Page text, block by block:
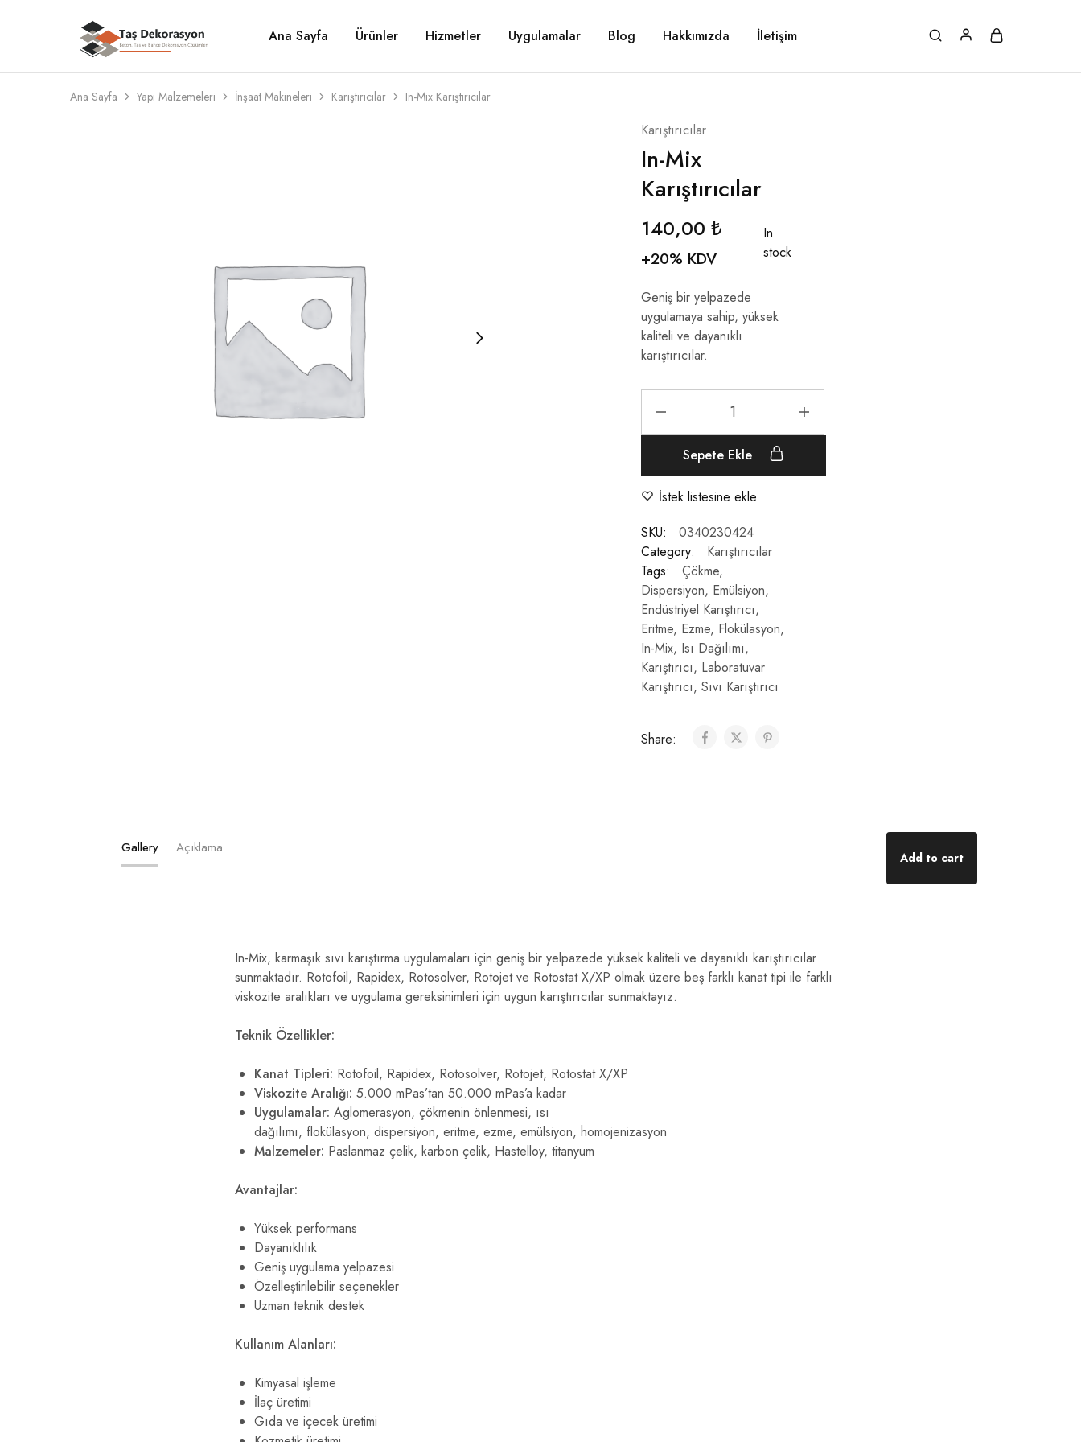
Taş
Dekorasyon
Beton,
Taş
Bahçe
Dekorasyon
Çözümleri
Ana Sayfa Ürünler Hizmetler Uygulamalar Blog Hakkımızda İletişim
Ana Sayfa Yapı Malzemeleri İnşaat Makineleri Karıştırıcılar In-Mix Karıştırıcılar
Karıştırıcılar
In-Mix
Karıştırıcılar
140,00 ₺
+20% KDV
In
stock
Geniş bir yelpazede
uygulamaya sahip, yüksek
kaliteli ve dayanıklı
karıştırıcılar.
Sepete Ekle
İstek listesine ekle
SKU:
0340230424
Category:
Karıştırıcılar
Tags:
Çökme,
Dispersiyon, Emülsiyon,
Endüstriyel Karıştırıcı,
Eritme, Ezme, Flokülasyon,
In-Mix, Isı Dağılımı,
Karıştırıcı, Laboratuvar
Karıştırıcı, Sıvı Karıştırıcı
Share:
Gallery Açıklama
Add to cart
In-Mix, karmaşık sıvı karıştırma uygulamaları için geniş bir yelpazede yüksek kaliteli ve dayanıklı karıştırıcılar
sunmaktadır. Rotofoil, Rapidex, Rotosolver, Rotojet ve Rotostat X/XP olmak üzere beş farklı kanat tipi ile farklı
viskozite aralıkları ve uygulama gereksinimleri için uygun karıştırıcılar sunmaktayız.
Teknik Özellikler:
Kanat Tipleri: Rotofoil, Rapidex, Rotosolver, Rotojet, Rotostat X/XP
Viskozite Aralığı: 5.000 mPas’tan 50.000 mPas’a kadar
Uygulamalar: Aglomerasyon, çökmenin önlenmesi, ısı
dağılımı, flokülasyon, dispersiyon, eritme, ezme, emülsiyon, homojenizasyon
Malzemeler: Paslanmaz çelik, karbon çelik, Hastelloy, titanyum
Avantajlar:
Yüksek performans
Dayanıklılık
Geniş uygulama yelpazesi
Özelleştirilebilir seçenekler
Uzman teknik destek
Kullanım Alanları:
Kimyasal işleme
İlaç üretimi
Gıda ve içecek üretimi